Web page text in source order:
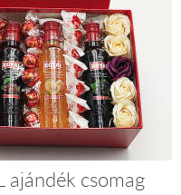
ajándék csomag